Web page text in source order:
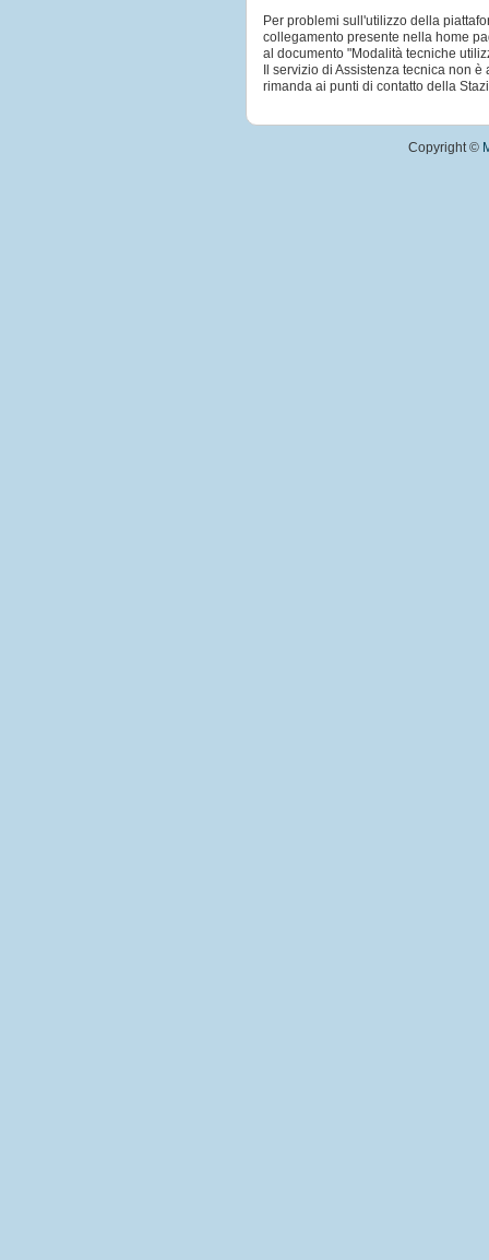
Per problemi sull'utilizzo della
collegamento presente nella home
al documento "Modalità tecniche
Il servizio di Assistenza tecnica non
rimanda ai punti di contatto della
Copyright ©